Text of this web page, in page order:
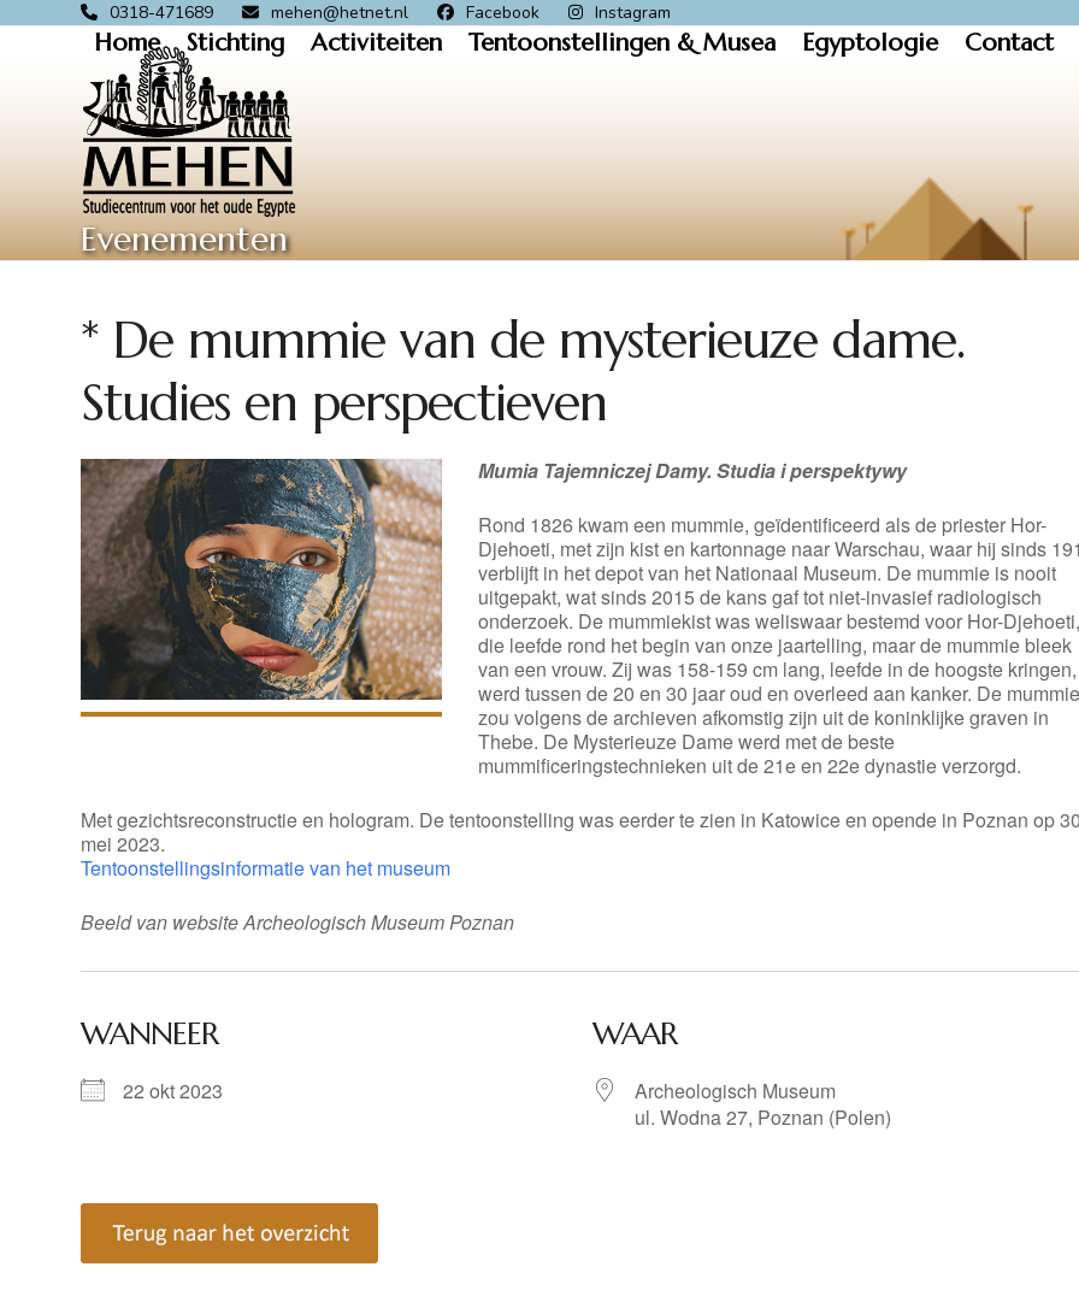
0318-471689 mehen@hetnet.nl Facebook Instagram
Home Stichting Activiteiten Tentoonstellingen & Musea Egyptologie Contact
Evenementen
* De mummie van de mysterieuze dame.
Studies en perspectieven
Mumia Tajemniczej Damy. Studia i perspektywy
Rond 1826 kwam een mummie, geïdentificeerd als de priester Hor-
Djehoeti, met zijn kist en kartonnage naar Warschau, waar hij sinds
verblijft in het depot van het Nationaal Museum. De mummie is nooit
uitgepakt, wat sinds 2015 de kans gaf tot niet-invasief radiologisch
onderzoek. De mummiekist was weliswaar bestemd voor Hor-Djehoeti,
die leefde rond het begin van onze jaartelling, maar de mummie bleek
van een vrouw. Zij was 158-159 cm lang, leefde in de hoogste kringen,
werd tussen de 20 en 30 jaar oud en overleed aan kanker. De mummie
zou volgens de archieven afkomstig zijn uit de koninklijke graven in
Thebe. De Mysterieuze Dame werd met de beste
mummificeringstechnieken uit de 21e en 22e dynastie verzorgd.
Met gezichtsreconstructie en hologram. De tentoonstelling was eerder te zien in Katowice en opende in Poznan op 30
mei 2023.
Tentoonstellingsinformatie van het museum
Beeld van website Archeologisch Museum Poznan
WANNEER
22 okt 2023
WAAR
Archeologisch Museum
ul. Wodna 27, Poznan (Polen)